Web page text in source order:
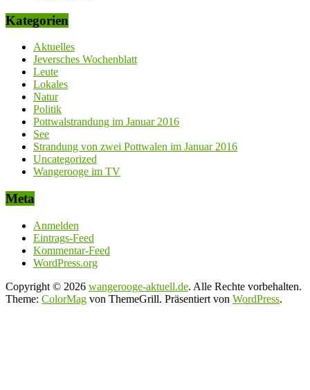
Kategorien
Aktuelles
Jeversches Wochenblatt
Leute
Lokales
Natur
Politik
Pottwalstrandung im Januar 2016
See
Strandung von zwei Pottwalen im Januar 2016
Uncategorized
Wangerooge im TV
Meta
Anmelden
Eintrags-Feed
Kommentar-Feed
WordPress.org
Copyright © 2026 wangerooge-aktuell.de. Alle Rechte vorbehalten.
Theme: ColorMag von ThemeGrill. Präsentiert von WordPress.